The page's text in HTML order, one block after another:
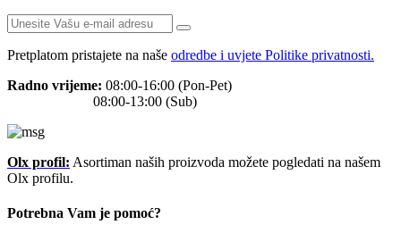
Pretplatom pristajete na naše odredbe i uvjete Politike privatnosti.
Radno vrijeme: 08:00-16:00 (Pon-Pet)
08:00-13:00 (Sub)
Olx profil: Asortiman naših proizvoda možete pogledati na našem
Olx profilu.
Potrebna Vam je pomoć?